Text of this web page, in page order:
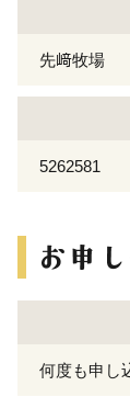
先﨑牧場
5262581
何度も申し